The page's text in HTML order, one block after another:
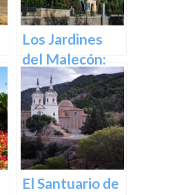
Los Jardines
del Malecón:
Un Oasis en la
Ciudad.
El Santuario de